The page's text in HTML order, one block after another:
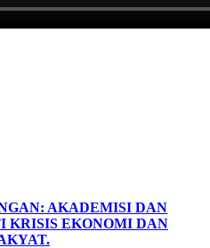
AKADEMISI DAN
KRISIS EKONOMI DAN